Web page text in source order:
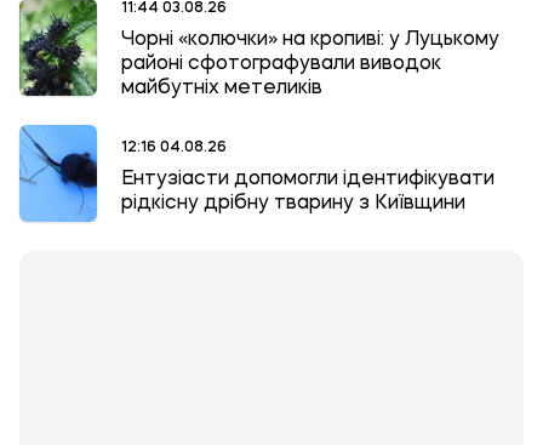
11:44 03.08.26
Чорні «колючки» на кропиві: у Луцькому
районі сфотографували виводок
майбутніх метеликів
12:16 04.08.26
Ентузіасти допомогли ідентифікувати
рідкісну дрібну тварину з Київщини